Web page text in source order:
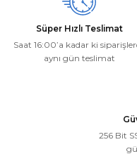
Süper Hızlı Teslimat
Saat 16:00’a kadar ki
aynı gün teslimat
256 Bit